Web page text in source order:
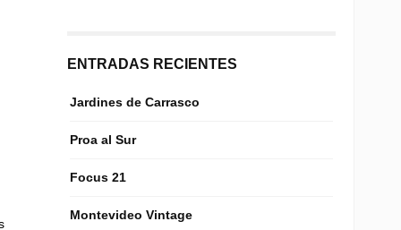
ENTRADAS RECIENTES
Jardines de Carrasco
Proa al Sur
Focus 21
Montevideo Vintage